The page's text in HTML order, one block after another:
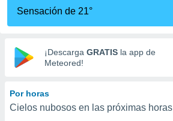
calidad.
a este
las
y
digital
basada
Sensación de 21°
¡Descarga GRATIS la app de
Meteored!
Por horas
Cielos nubosos en las próximas horas